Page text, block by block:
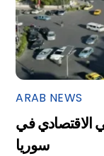
ARAB NEWS
الاقتصادي في
سوريا